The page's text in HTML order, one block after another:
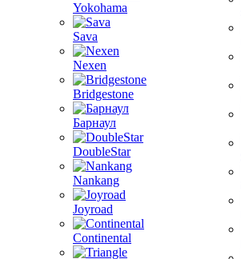
Yokohama
Sava
Nexen
Bridgestone
Барнаул
DoubleStar
Nankang
Joyroad
Continental